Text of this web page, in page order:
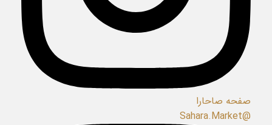
صفحه صاحارا
@Sahara.Market